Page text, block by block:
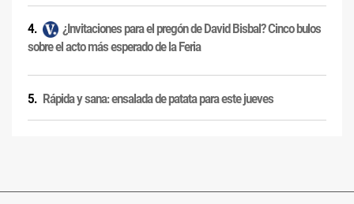
¿Invitaciones para el pregón de David Bisbal? Cinco bulos
sobre el acto más esperado de la Feria
Rápida y sana: ensalada de patata para este jueves